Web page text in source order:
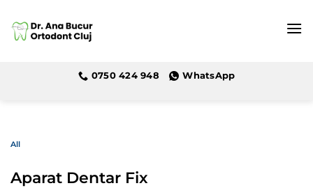
content
0750 424 948 WhatsApp
All
Aparat Dentar Fix